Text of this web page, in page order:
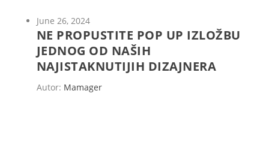
June 26, 2024
NE PROPUSTITE POP UP IZLOŽBU
JEDNOG OD NAŠIH
NAJISTAKNUTIJIH DIZAJNERA
Autor: Mamager